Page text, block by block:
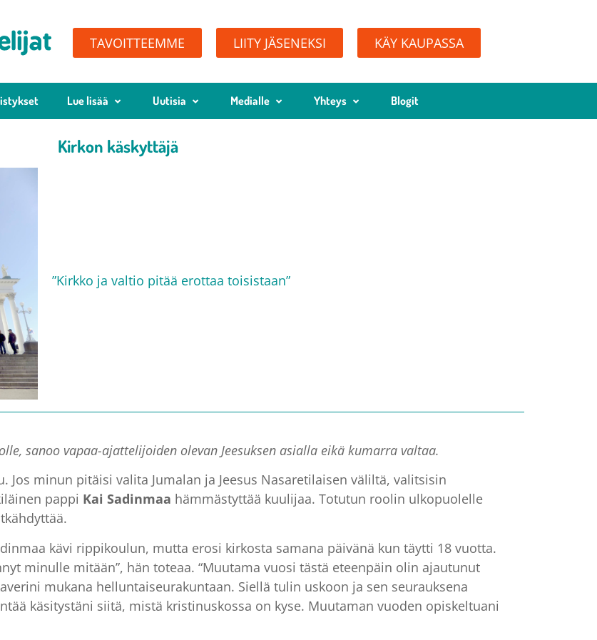
TAVOITTEEMME LIITY JÄSENEKSI KÄY KAUPASSA
Lue lisää Uutisia Medialle Yhteys Blogit
Kirkon käskyttäjä
”Kirkko ja valtio pitää erottaa toisistaan”
sanoo vapaa-ajattelijoiden olevan Jeesuksen asialla eikä kumarra valtaa.
Jos minun pitäisi valita Jumalan ja Jeesus Nasaretilaisen väliltä, valitsisin
pappi Kai Sadinmaa hämmästyttää kuulijaa. Totutun roolin ulkopuolelle
kävi rippikoulun, mutta erosi kirkosta samana päivänä kun täytti 18 vuotta.
minulle mitään”, hän toteaa. “Muutama vuosi tästä eteenpäin olin ajautunut
mukana helluntaiseurakuntaan. Siellä tulin uskoon ja sen seurauksena
käsitystäni siitä, mistä kristinuskossa on kyse. Muutaman vuoden opiskeltuani